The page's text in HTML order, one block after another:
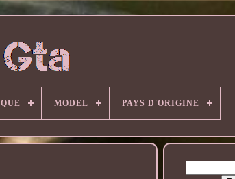
MODEL PAYS D'ORIGINE